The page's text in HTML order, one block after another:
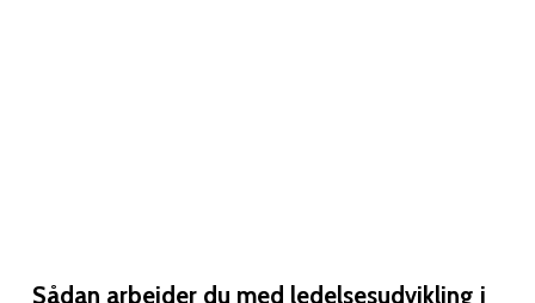
Sådan arbejder du med ledelsesudvikling i